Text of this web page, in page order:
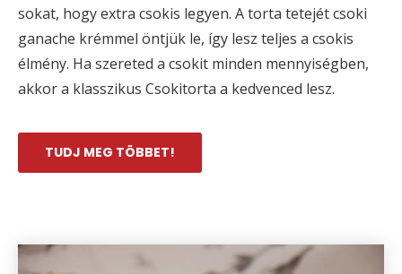
sokat, hogy extra csokis legyen. A torta tetejét csoki
ganache krémmel öntjük le, így lesz teljes a csokis
élmény. Ha szereted a csokit minden mennyiségben,
akkor a klasszikus Csokitorta a kedvenced lesz.
TUDJ MEG TÖBBET!